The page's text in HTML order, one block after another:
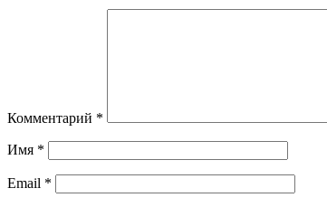
Комментарий *
Имя *
Email *